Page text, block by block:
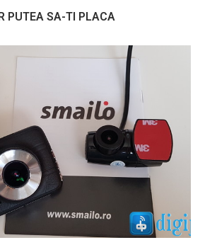
PUTEA SA-TI PLACA